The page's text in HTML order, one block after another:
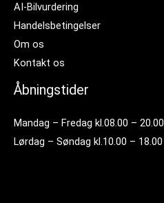
AI-Bilvurdering
Handelsbetingelser
Om os
Kontakt os
Åbningstider
Mandag – Fredag kl.08.00 – 20.00
Lørdag – Søndag kl.10.00 – 18.00